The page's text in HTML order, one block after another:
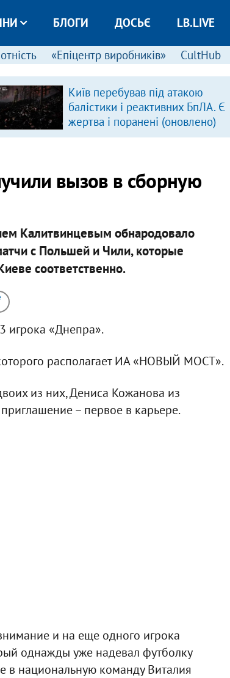
БЛОГИ ДОСЬЄ LB.LIVE
«Епіцентр виробників» CultHub
Київ перебував під атакою
балістики і реактивних БпЛА. Є
жертва і поранені (оновлено)
вызов в сборную
Калитвинцевым обнародовало
с Польшей и Чили, которые
соответственно.
игрока «Днепра».
располагает ИА «НОВЫЙ МОСТ».
из них, Дениса Кожанова из
– первое в карьере.
и на еще одного игрока
однажды уже надевал футболку
в национальную команду Виталия